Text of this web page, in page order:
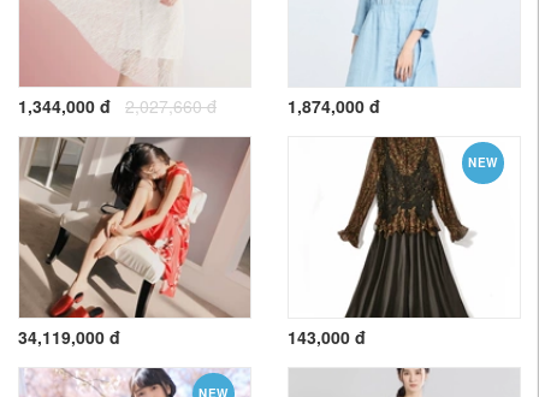
1,344,000 đ 2,027,660 đ 1,874,000 đ
34,119,000 đ
NEW
143,000 đ
NEW